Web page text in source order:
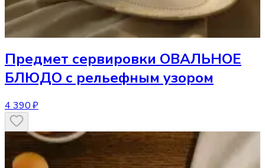
Предмет сервировки ОВАЛЬНОЕ
БЛЮДО с рельефным узором
4 390 ₽